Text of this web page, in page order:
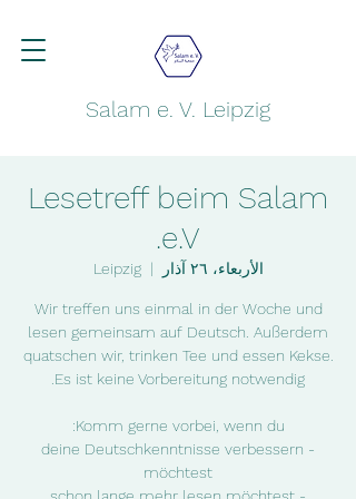
Salam e. V. Leipzig
Lesetreff beim Salam
e.V.
الأربعاء، ٢٦ آذار
  |
Leipzig
Wir treffen uns einmal in der Woche und
lesen gemeinsam auf Deutsch. Außerdem
quatschen wir, trinken Tee und essen Kekse.
- deine Deutschkenntnisse verbessern